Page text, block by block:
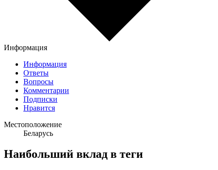
Информация
Информация
Ответы
Вопросы
Комментарии
Подписки
Нравится
Местоположение
Беларусь
Наибольший вклад в теги